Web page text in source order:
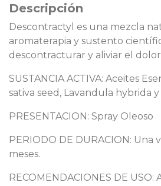
Descripción
Descontractyl es una mezcla
aromaterapia y sustento
descontracturar y aliviar el
SUSTANCIA ACTIVA: Aceites
sativa seed, Lavandula hybrida
PRESENTACION: Spray Oleoso
PERIODO DE DURACION: Una
meses.
RECOMENDACIONES DE USO: